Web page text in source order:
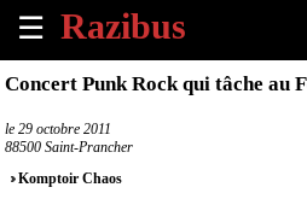
☰
×
Tous
Concert Punk Rock qui tâche au
le 29 octobre 2011
88500 Saint-Prancher
Komptoir Chaos